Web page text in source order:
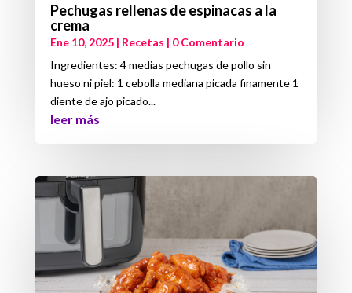
Pechugas rellenas de espinacas a la
crema
Ene 10, 2025| Recetas | 0 Comentario
Ingredientes: 4 medias pechugas de pollo sin
hueso ni piel: 1 cebolla mediana picada finamente 1
diente de ajo picado...
leer más